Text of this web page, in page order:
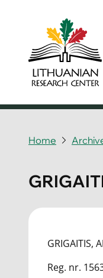
Home
GRIGAITIS,
Reg. nr.